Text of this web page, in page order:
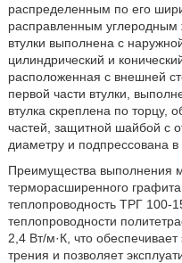
распределенным по его
расправленным углеродным
втулки выполнена с
цилиндрический и
расположенная с внешней
первой части втулки,
втулка скреплена по торцу,
частей, защитной шайбой с
диаметру и подпрессована
Преимущества выполнения
терморасширенного
теплопроводность ТРГ 100-
теплопроводности
2,4 Вт/м·К, что
трения и позволяет